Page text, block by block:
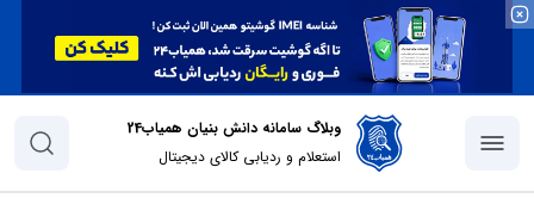
وبلاگ سامانه دانش بنیان همیاب24
استعلام و ردیابی کالای دیجیتال